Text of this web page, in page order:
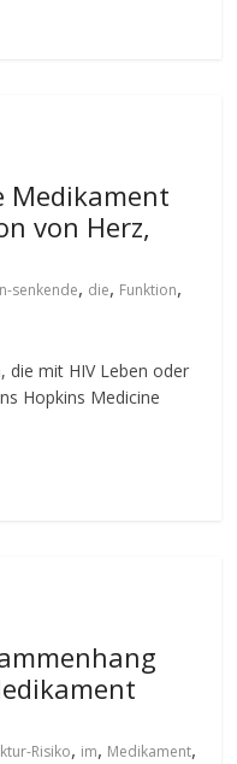
Medikament
von Herz,
senkende, die, Funktion,
die mit HIV Leben oder
Hopkins Medicine
Risiko, im, Medikament,